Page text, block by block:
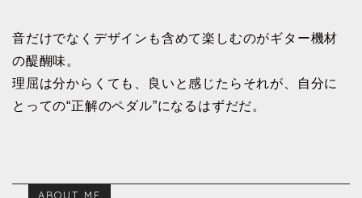
音だけでなくデザインも含めて楽しむのがギター機材
の醍醐味。
理屈は分からくても、良いと感じたらそれが、自分に
とっての“正解のペダル”になるはずだだ。
ABOUT ME